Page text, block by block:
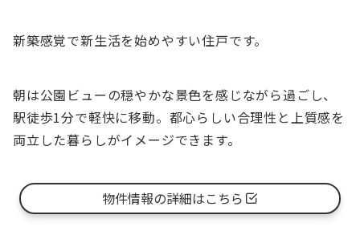
新築感覚で新生活を始めやすい住戸です。
朝は公園ビューの穏やかな景色を感じながら過ごし、
駅徒歩1分で軽快に移動。都心らしい合理性と上質感を
両立した暮らしがイメージできます。
物件情報の詳細はこちら